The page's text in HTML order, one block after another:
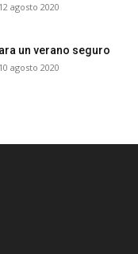
12 agosto 2020
un verano seguro
10 agosto 2020